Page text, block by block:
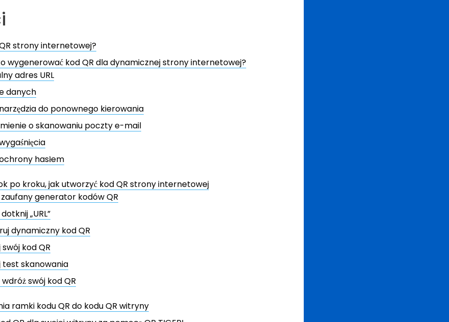
strony internetowej?
wygenerować kod QR dla dynamicznej strony internetowej?
adres URL
danych
do ponownego kierowania
o skanowaniu poczty e-mail
hasłem
po kroku, jak utworzyć kod QR strony internetowej
generator kodów QR
„URL”
dynamiczny kod QR
kod QR
test skanowania
swój kod QR
ramki kodu QR do kodu QR witryny